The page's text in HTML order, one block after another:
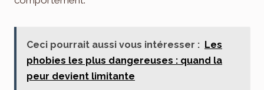
Ceci pourrait aussi vous intéresser : Les
phobies les plus dangereuses : quand la
peur devient limitante